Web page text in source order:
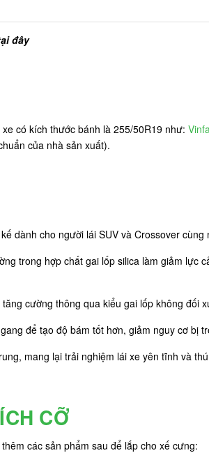
đây
có kích thước bánh là 255/50R19 như:
của nhà sản xuất).
dành cho người lái SUV và Crossover cùng
trong hợp chất gai lốp silica làm giảm
cường thông qua kiểu gai lốp không đối
để tạo độ bám tốt hơn, giảm nguy cơ bị
mang lại trải nghiệm lái xe yên tĩnh và
CỠ
các sản phẩm sau để lắp cho xế cưng: